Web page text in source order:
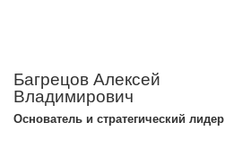
Багрецов Алексей
Владимирович
Основатель и стратегический лидер